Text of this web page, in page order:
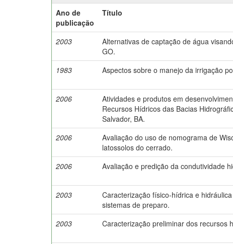
Ano de
publicação
Título
2003
Alternativas de captação de água
GO.
1983 Aspectos sobre o manejo da irrigação
2006
Atividades e produtos em
Recursos Hídricos das Bacias
Salvador, BA.
2006
Avaliação do uso de nomograma de
latossolos do cerrado.
2006
Avaliação e predição da condutividade
2003
Caracterização físico-hídrica e
sistemas de preparo.
2003
Caracterização preliminar dos recursos